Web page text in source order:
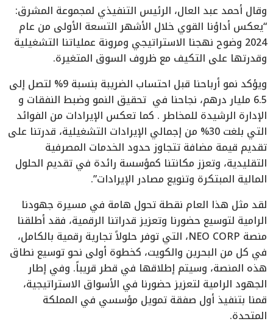
وقال أحمد عبد العال، الرئيس التنفيذي لمجموعة المشرق:
“يعكس أداؤنا القوي خلال الأشهر التسعة الأولى من عام
2024 وضوح نهجنا الاستراتيجي ومرونة عملياتنا التشغيلية
وقدرتها على التكيف مع ظروف السوق المتغيرة.
ويؤكد نمو أرباحنا قبل احتساب الضريبة بنسبة 9% لتصل إلى
6.5 مليار درهم، نجاحنا في تحقيق النمو وضبط النفقات و
الإدارة الرشيدة للمخاطر . كما تعكس الإيرادات من الفوائد
التي بلغت 30% من إجمالي الإيرادات التشغيلية، قدرتنا على
تقديم قيمة مضافة تتجاوز حدود الخدمات المصرفية
التقليدية، وتعزز مكانتنا كمؤسسة رائدة في تقديم الحلول
المالية المبتكرة وتنويع مصادر الإيرادات”.
لقد مثل هذا العام نقطة تحول هامة في مسيرة جهودنا
الرامية لتوسيع حضورنا وتعزيز قدراتنا الرقمية، فقد أطلقنا
منصة NEO CORP، التي توفر حلولاً تجارية رقمية بالكامل،
في كل من البحرين والكويت، كخطوة أولى نحو توسيع نطاق
هذه المنصة، وسيتم إطلاقها في قطر قريباً. وفي إطار
الجهود الرامية لتعزيز حضورنا في الأسواق الاستراتيجية،
قمنا بتنفيذ أول صفقة تمويل مؤسسي في المملكة
المتحدة.